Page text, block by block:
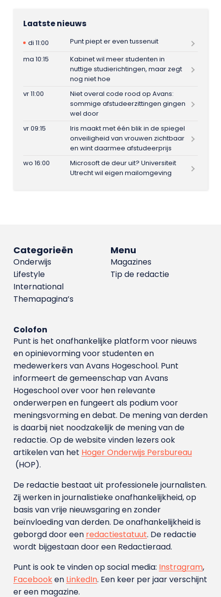
Laatste nieuws
di 11:00
Punt piept er even tussenuit
ma 10:15
Kabinet wil meer studenten in
nuttige studierichtingen, maar zegt
nog niet hoe
vr 11:00
Niet overal code rood op Avans:
sommige afstudeerzittingen gingen
wel door
vr 09:15
Iris maakt met één blik in de spiegel
onveiligheid van vrouwen zichtbaar
en wint daarmee afstudeerprijs
wo 16:00
Microsoft de deur uit? Universiteit
Utrecht wil eigen mailomgeving
Menu
Magazines
Tip de redactie
Categorieën
Onderwijs
Lifestyle
International
Themapagina’s
Colofon
Punt is het onafhankelijke platform voor nieuws
en opinievorming voor studenten en
medewerkers van Avans Hoge­school. Punt
informeert de gemeenschap van Avans
Hogeschool over voor hen relevante
onderwerpen en fungeert als podium voor
meningsvorming en debat. De mening van derden
is daarbij niet noodzakelijk de mening van de
redactie. Op de website vinden lezers ook
artikelen van het Hoger Onderwijs Persbureau
(HOP).
De redactie bestaat uit professionele journalisten.
Zij werken in journalistieke onafhankelijkheid, op
basis van vrije nieuwsgaring en zonder
beïnvloeding van derden. De onafhankelijkheid is
geborgd door een redactiestatuut. De redactie
wordt bijgestaan door een Redactieraad.
Punt is ook te vinden op social media: Instragram,
Facebooken LinkedIn. Een keer per jaar verschijnt
er een magazine.